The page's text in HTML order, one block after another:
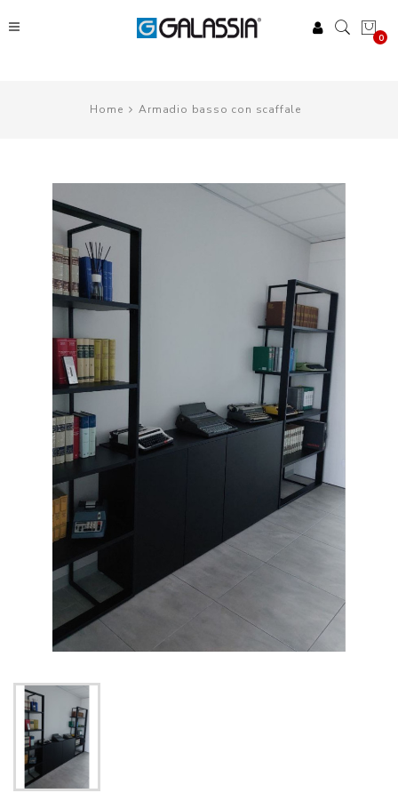
0
Home Armadio basso con scaffale